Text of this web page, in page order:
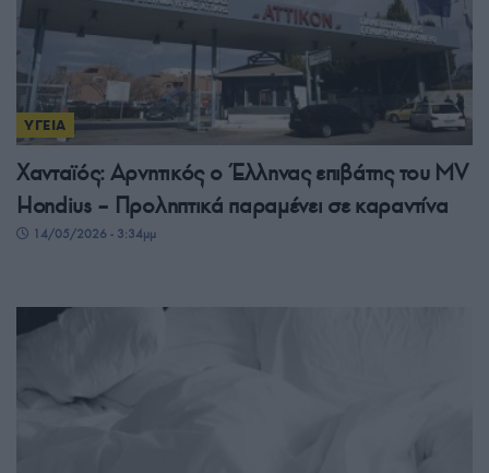
ΥΓΕΙΑ
Χανταϊός: Αρνητικός ο Έλληνας επιβάτης του MV
Hondius – Προληπτικά παραμένει σε καραντίνα
14/05/2026 - 3:34μμ